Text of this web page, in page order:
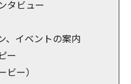
タビュー
、イベントの案内
ー
ー）